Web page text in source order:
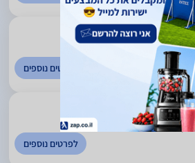
5
(
334
)
לפרטים נוספים
4.71
(
774
)
לפרטים נוספים